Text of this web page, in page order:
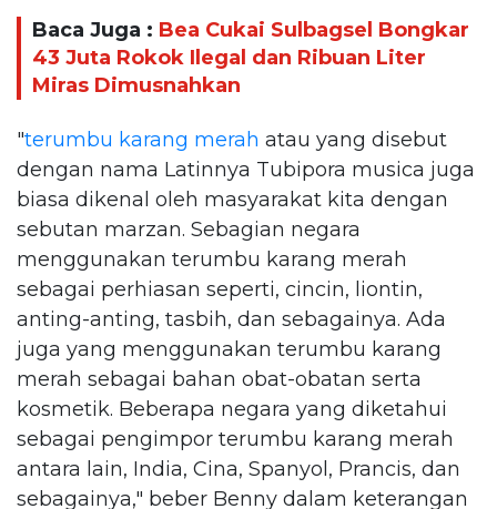
Baca Juga : Bea Cukai Sulbagsel Bongkar
43 Juta Rokok Ilegal dan Ribuan Liter
Miras Dimusnahkan
"terumbu karang merah atau yang disebut
dengan nama Latinnya Tubipora musica juga
biasa dikenal oleh masyarakat kita dengan
sebutan marzan. Sebagian negara
menggunakan terumbu karang merah
sebagai perhiasan seperti, cincin, liontin,
anting-anting, tasbih, dan sebagainya. Ada
juga yang menggunakan terumbu karang
merah sebagai bahan obat-obatan serta
kosmetik. Beberapa negara yang diketahui
sebagai pengimpor terumbu karang merah
antara lain, India, Cina, Spanyol, Prancis, dan
sebagainya," beber Benny dalam keterangan